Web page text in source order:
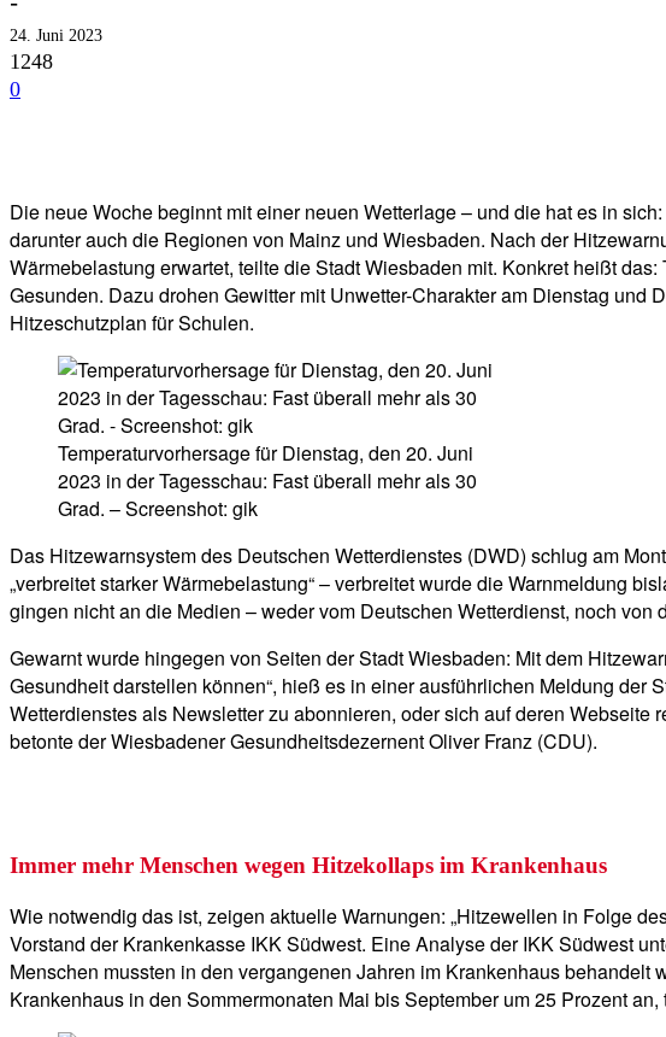
24. Juni 2023
1248
0
Die neue Woche beginnt mit einer neuen Wetterlage – und die hat es in
darunter auch die Regionen von Mainz und Wiesbaden. Nach der
Wärmebelastung erwartet, teilte die Stadt Wiesbaden mit. Konkret heißt
Gesunden. Dazu drohen Gewitter mit Unwetter-Charakter am Dienstag
Hitzeschutzplan für Schulen.
Temperaturvorhersage für Dienstag, den 20. Juni
2023 in der Tagesschau: Fast überall mehr als 30
Grad. – Screenshot: gik
Das Hitzewarnsystem des Deutschen Wetterdienstes (DWD) schlug am
„verbreitet starker Wärmebelastung“ – verbreitet wurde die Warnmeldung
gingen nicht an die Medien – weder vom Deutschen Wetterdienst, noch
Gewarnt wurde hingegen von Seiten der Stadt Wiesbaden: Mit dem
Gesundheit darstellen können“, hieß es in einer ausführlichen Meldung
Wetterdienstes als Newsletter zu abonnieren, oder sich auf deren
betonte der Wiesbadener Gesundheitsdezernent Oliver Franz (CDU).
Immer mehr Menschen wegen Hitzekollaps im Krankenhaus
Wie notwendig das ist, zeigen aktuelle Warnungen: „Hitzewellen in Folge
Vorstand der Krankenkasse IKK Südwest. Eine Analyse der IKK Südwest
Menschen mussten in den vergangenen Jahren im Krankenhaus
Krankenhaus in den Sommermonaten Mai bis September um 25 Prozent